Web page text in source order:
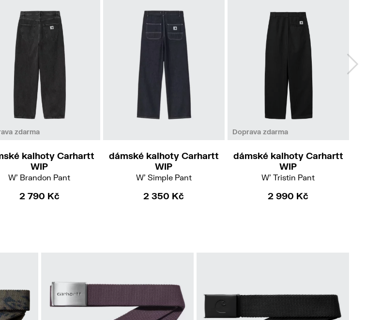
zdarma
XSS
kalhoty Carhartt
WIP
W' Brandon Pant
2 790 Kč
dámské kalhoty Carhartt
WIP
W' Simple Pant
2 350 Kč
Doprava zdarma
2829
dámské kalhoty Carhartt
WIP
W' Tristin Pant
2 990 Kč